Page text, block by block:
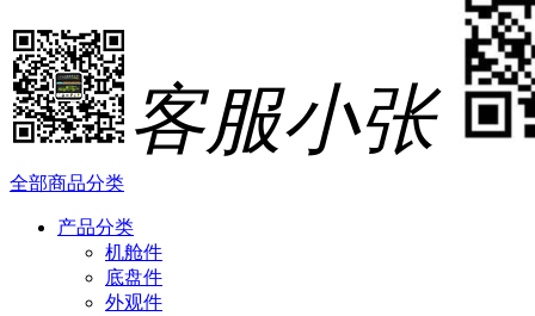
客服小张
全部商品分类
产品分类
机舱件
底盘件
外观件